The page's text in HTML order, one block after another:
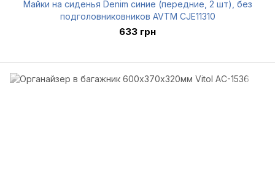
Майки на сиденья Denim синие (передние, 2 шт), без
подголовниковников AVTM CJE11310
633 грн